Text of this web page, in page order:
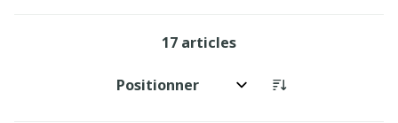
17 articles
Trier par: